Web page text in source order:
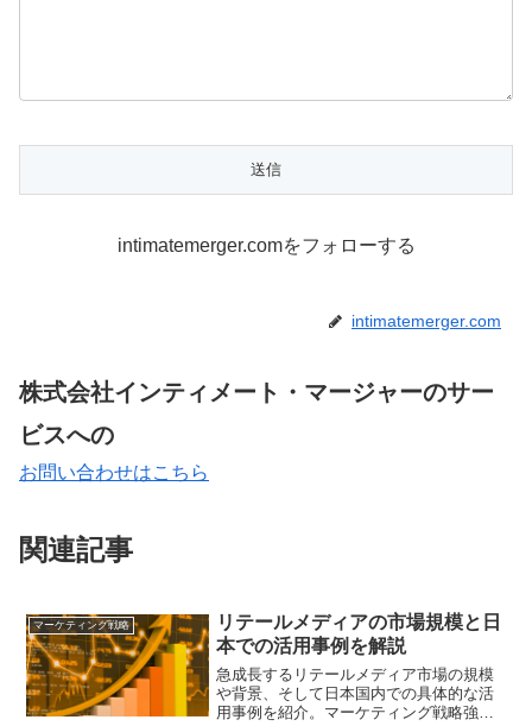
intimatemerger.comをフォローする
intimatemerger.com
株式会社インティメート・マージャーのサー
ビスへの
お問い合わせはこちら
関連記事
マーケティング戦略
リテールメディアの市場規模と日
本での活用事例を解説
急成長するリテールメディア市場の規模
や背景、そして日本国内での具体的な活
用事例を紹介。マーケティング戦略強化